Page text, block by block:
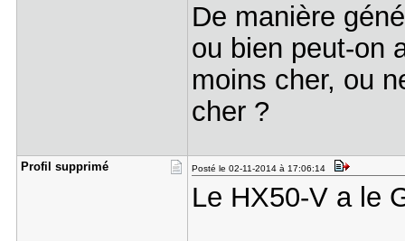
De manière
ou bien peut-on
moins cher, ou
cher ?
Profil sup​primé Posté le 02-11-2014 à 17:06:14
Le HX50-V a le